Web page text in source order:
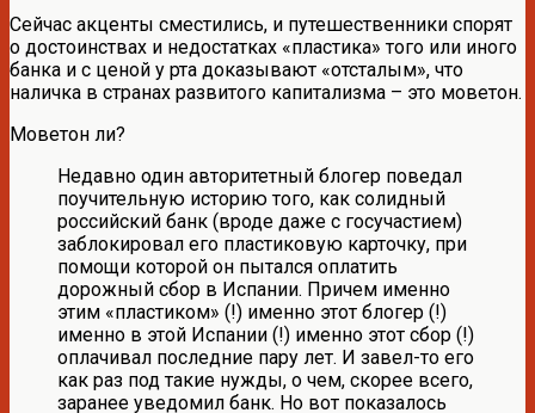
Сейчас акценты сместились, и путешественники спорят
о достоинствах и недостатках «пластика» того или иного
банка и с ценой у рта доказывают «отсталым», что
наличка в странах развитого капитализма – это моветон.
Моветон ли?
Недавно один авторитетный блогер поведал
поучительную историю того, как солидный
российский банк (вроде даже с госучастием)
заблокировал его пластиковую карточку, при
помощи которой он пытался оплатить
дорожный сбор в Испании. Причем именно
этим «пластиком» (!) именно этот блогер (!)
именно в этой Испании (!) именно этот сбор (!)
оплачивал последние пару лет. И завел-то его
как раз под такие нужды, о чем, скорее всего,
заранее уведомил банк. Но вот показалось